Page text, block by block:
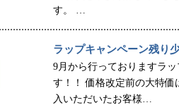
す。 …
ラップキャンペーン残り
9月から行っておりますラ
す！！ 価格改定前の大特
入いただいたお客様…